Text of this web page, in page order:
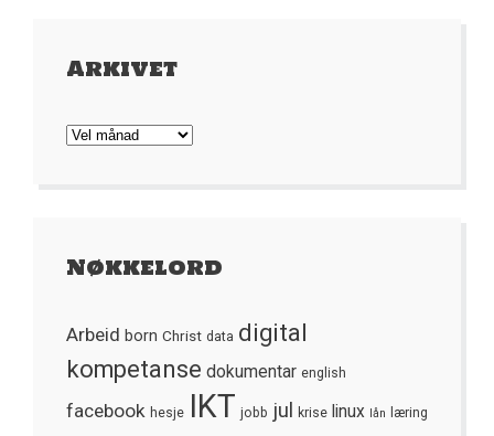
Arkivet
Arkivet
Nøkkelord
Arbeid born Christ data digital
kompetanse dokumentar english
facebook hesje IKT jobb jul krise linux lån læring